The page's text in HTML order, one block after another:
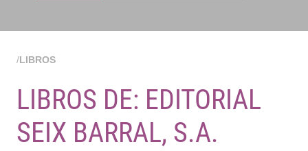
/LIBROS
LIBROS DE: EDITORIAL
SEIX BARRAL, S.A.